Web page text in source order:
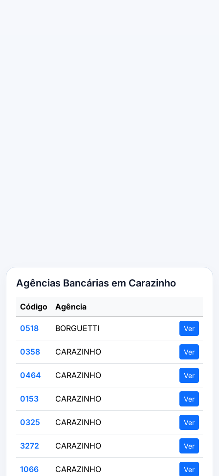
Agências Bancárias em Carazinho
Código Agência
0518 BORGUETTI Ver
0358 CARAZINHO Ver
0464 CARAZINHO Ver
0153 CARAZINHO Ver
0325 CARAZINHO Ver
3272 CARAZINHO Ver
1066 CARAZINHO Ver